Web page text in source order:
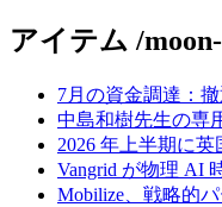
アイテム /
7月の資金調達：
中島和樹先生の専
2026 年上半期に
Vangrid が物理 AI
Mobilize、戦略的